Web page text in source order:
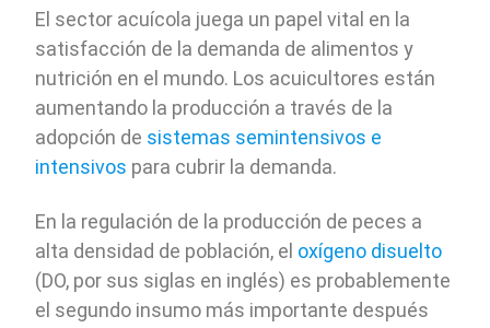
El sector acuícola juega un papel vital en la
satisfacción de la demanda de alimentos y
nutrición en el mundo. Los acuicultores están
aumentando la producción a través de la
adopción de sistemas semintensivos e
intensivos para cubrir la demanda.
En la regulación de la producción de peces a
alta densidad de población, el oxígeno disuelto
(DO, por sus siglas en inglés) es probablemente
el segundo insumo más importante después